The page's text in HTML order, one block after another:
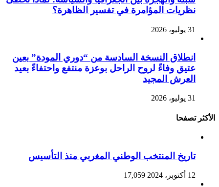
نظريات المؤامرة في تفسير الظاهرة؟
31 يوليو، 2026
انطلاق النسخة السادسة من “دوري المودة” بعين
عتيق وفاءً لروح الراحل بوعزة منتفع واحتفاءً بعيد
العرش المجيد
31 يوليو، 2026
الأكثر تصفحا
تاريخ المنتخب الوطني المغربي منذ التأسيس
12 أكتوبر، 2024 17,059